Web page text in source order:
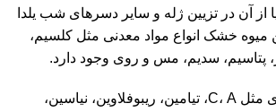
از آن در تزیین ژله و سایر دسرهای شب یلدا
میوه خشک انواع مواد معدنی مثل کلسیم،
پتاسیم، سدیم، مس و روی وجود دارد.
به‌علاوه، ویتامین‌های مثل C، A، تیامین، ریبوفلاوین، نیاسین،